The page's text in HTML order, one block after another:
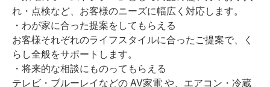
れ・点検など、お客様のニーズに幅広く対応します。
・わが家に合った提案をしてもらえる
お客様それぞれのライフスタイルに合ったご提案で、く
らし全般をサポートします。
・将来的な相談にものってもらえる
テレビ・ブルーレイなどの AV家電 や、エアコン・冷蔵